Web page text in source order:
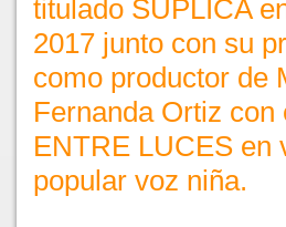
titulado SÚPLICA
2017 junto con su
como productor de
Fernanda Ortiz con
ENTRE LUCES en
popular voz niña.